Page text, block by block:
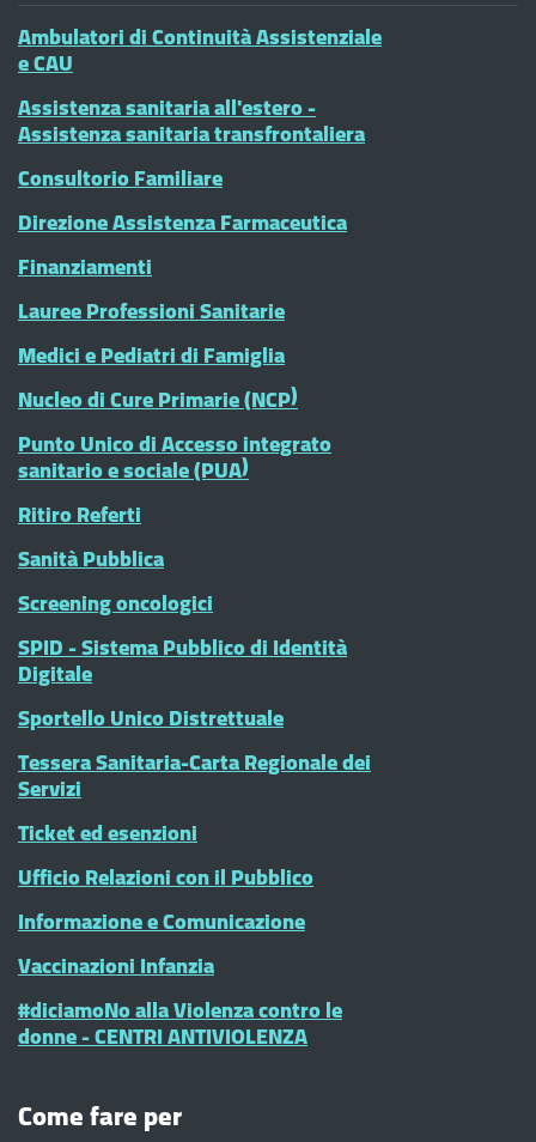
Ambulatori di Continuità Assistenziale
e CAU
Assistenza sanitaria all'estero -
Assistenza sanitaria transfrontaliera
Consultorio Familiare
Direzione Assistenza Farmaceutica
Finanziamenti
Lauree Professioni Sanitarie
Medici e Pediatri di Famiglia
Nucleo di Cure Primarie (NCP)
Punto Unico di Accesso integrato
sanitario e sociale (PUA)
Ritiro Referti
Sanità Pubblica
Screening oncologici
SPID - Sistema Pubblico di Identità
Digitale
Sportello Unico Distrettuale
Tessera Sanitaria-Carta Regionale dei
Servizi
Ticket ed esenzioni
Ufficio Relazioni con il Pubblico
Informazione e Comunicazione
Vaccinazioni Infanzia
#diciamoNo alla Violenza contro le
donne - CENTRI ANTIVIOLENZA
Come fare per